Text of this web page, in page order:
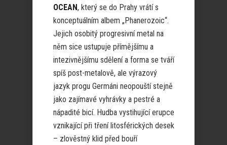
OCEAN, který se do Prahy vrátí s
konceptuálním albem „Phanerozoic“.
Jejich osobitý progresivní metal na
něm sice ustupuje přímějšímu a
intezivnějšímu sdělení a forma se tváří
spíš post-metalově, ale výrazový
jazyk progu Germáni neopouští stejně
jako zajímavé vyhrávky a pestré a
nápadité bicí. Hudba vystihující erupce
vznikající při tření litosférických desek
– zlověstný klid před bouří